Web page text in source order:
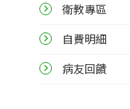
衛教專區
自費明細
病友回饋